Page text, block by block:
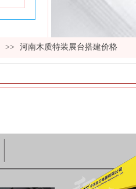
>> 河南木质特装展台搭建价格